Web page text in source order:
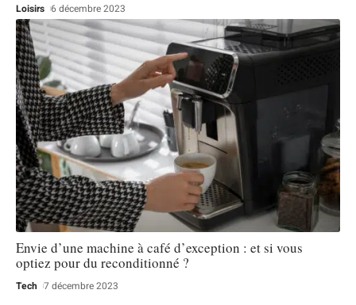
Loisirs 6 décembre 2023
Envie d’une machine à café d’exception : et si vous
optiez pour du reconditionné ?
Tech 7 décembre 2023